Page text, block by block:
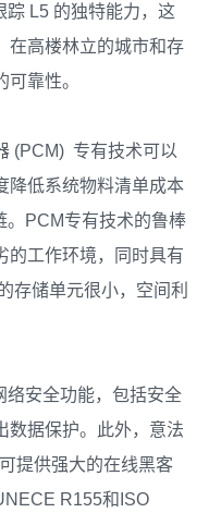
踪 L5 的独特能力，这
在高楼林立的城市和存
靠性。
(PCM) 专有技术可以
降低系统物料清单成本
。PCM专有技术的鲁棒
的工作环境，同时具有
存储单元很小，空间利
络安全功能，包括安全
数据保护。此外，意法
提供强大的在线黑客
R155和ISO